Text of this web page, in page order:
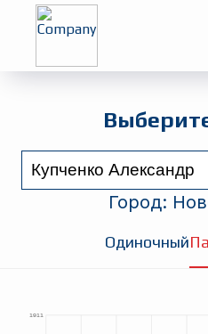
Город:
Одиночный